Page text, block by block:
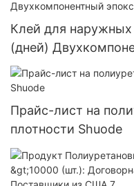
Клей для
(дней)
оптом - Shuode
Прайс-лист на
плотности Shuode